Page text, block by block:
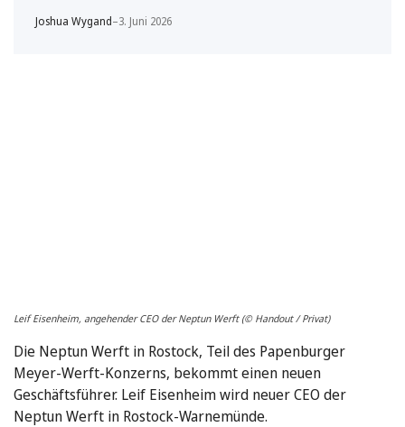
Joshua Wygand–3. Juni 2026
Leif Eisenheim, angehender CEO der Neptun Werft (© Handout / Privat)
Die Neptun Werft in Rostock, Teil des Papenburger
Meyer-Werft-Konzerns, bekommt einen neuen
Geschäftsführer. Leif Eisenheim wird neuer CEO der
Neptun Werft in Rostock-Warnemünde.